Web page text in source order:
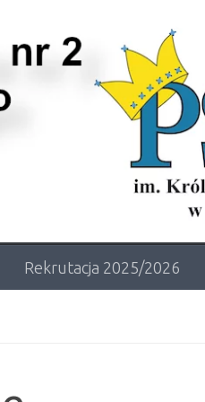
Rekrutacja 2025/2026